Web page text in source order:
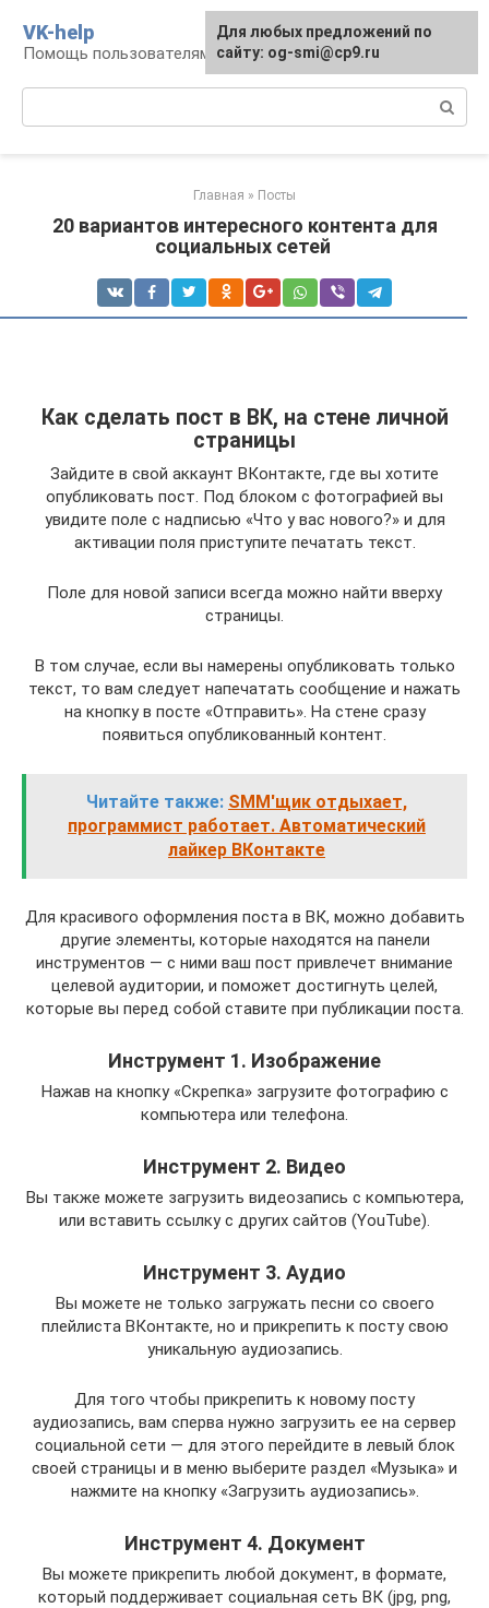
контенту
VK-help
Помощь пользователям соцсети ВКонтакте
Главная » Посты
20 вариантов интересного контента для
социальных сетей
Как сделать пост в ВК, на стене личной
страницы
Зайдите в свой аккаунт ВКонтакте, где вы хотите
опубликовать пост. Под блоком с фотографией вы
увидите поле с надписью «Что у вас нового?» и для
активации поля приступите печатать текст.
Поле для новой записи всегда можно найти вверху
страницы.
В том случае, если вы намерены опубликовать только
текст, то вам следует напечатать сообщение и нажать
на кнопку в посте «Отправить». На стене сразу
появиться опубликованный контент.
Читайте также: SMM'щик отдыхает,
программист работает. Автоматический
лайкер ВКонтакте
Для красивого оформления поста в ВК, можно добавить
другие элементы, которые находятся на панели
инструментов — с ними ваш пост привлечет внимание
целевой аудитории, и поможет достигнуть целей,
которые вы перед собой ставите при публикации поста.
Инструмент 1. Изображение
Нажав на кнопку «Скрепка» загрузите фотографию с
компьютера или телефона.
Инструмент 2. Видео
Вы также можете загрузить видеозапись с компьютера,
или вставить ссылку с других сайтов (YouTube).
Инструмент 3. Аудио
Вы можете не только загружать песни со своего
плейлиста ВКонтакте, но и прикрепить к посту свою
уникальную аудиозапись.
Для того чтобы прикрепить к новому посту
аудиозапись, вам сперва нужно загрузить ее на сервер
социальной сети — для этого перейдите в левый блок
своей страницы и в меню выберите раздел «Музыка» и
нажмите на кнопку «Загрузить аудиозапись».
Инструмент 4. Документ
Вы можете прикрепить любой документ, в формате,
который поддерживает социальная сеть ВК (jpg, png,
Для любых предложений по
сайту: og-smi@cp9.ru